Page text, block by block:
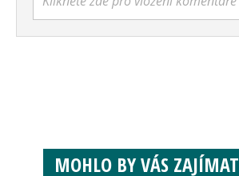
MOHLO BY VÁS ZAJÍMAT